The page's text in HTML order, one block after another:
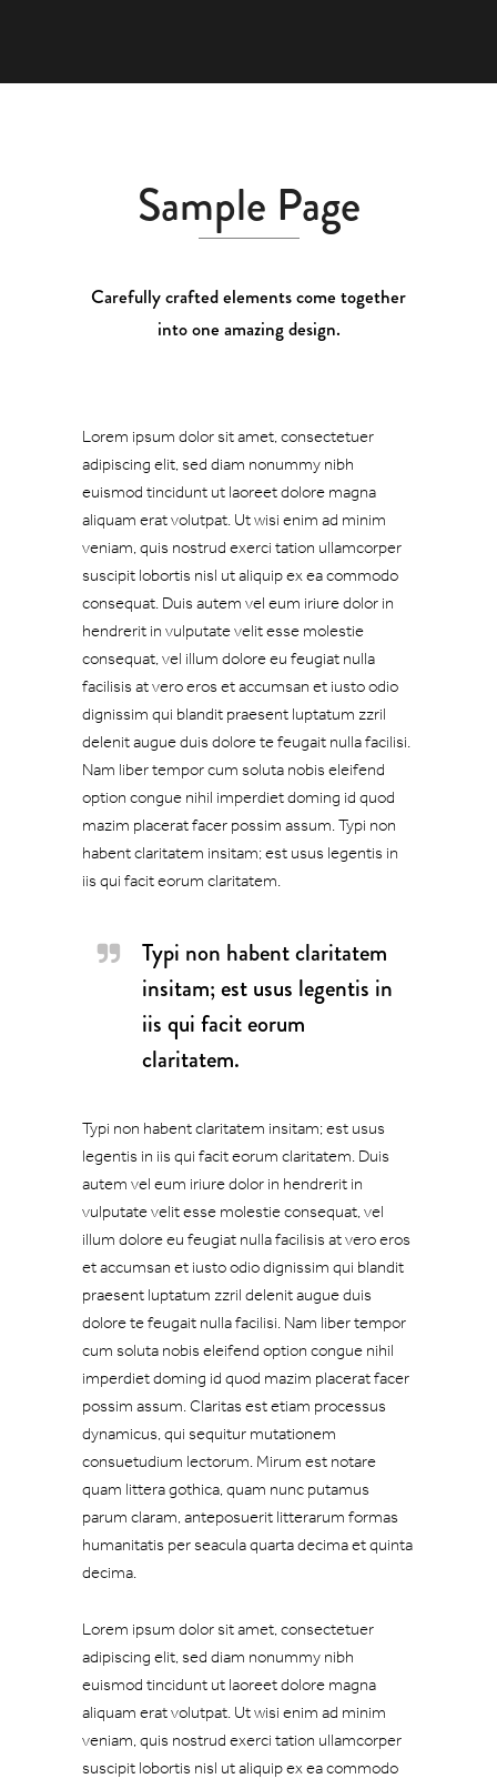
Sample Page
Carefully crafted elements come together
into one amazing design.
Lorem ipsum dolor sit amet, consectetuer
adipiscing elit, sed diam nonummy nibh
euismod tincidunt ut laoreet dolore magna
aliquam erat volutpat. Ut wisi enim ad minim
veniam, quis nostrud exerci tation ullamcorper
suscipit lobortis nisl ut aliquip ex ea commodo
consequat. Duis autem vel eum iriure dolor in
hendrerit in vulputate velit esse molestie
consequat, vel illum dolore eu feugiat nulla
facilisis at vero eros et accumsan et iusto odio
dignissim qui blandit praesent luptatum zzril
delenit augue duis dolore te feugait nulla facilisi.
Nam liber tempor cum soluta nobis eleifend
option congue nihil imperdiet doming id quod
mazim placerat facer possim assum. Typi non
habent claritatem insitam; est usus legentis in
iis qui facit eorum claritatem.
Typi non habent claritatem
insitam; est usus legentis in
iis qui facit eorum
claritatem.
Typi non habent claritatem insitam; est usus
legentis in iis qui facit eorum claritatem. Duis
autem vel eum iriure dolor in hendrerit in
vulputate velit esse molestie consequat, vel
illum dolore eu feugiat nulla facilisis at vero eros
et accumsan et iusto odio dignissim qui blandit
praesent luptatum zzril delenit augue duis
dolore te feugait nulla facilisi. Nam liber tempor
cum soluta nobis eleifend option congue nihil
imperdiet doming id quod mazim placerat facer
possim assum. Claritas est etiam processus
dynamicus, qui sequitur mutationem
consuetudium lectorum. Mirum est notare
quam littera gothica, quam nunc putamus
parum claram, anteposuerit litterarum formas
humanitatis per seacula quarta decima et quinta
decima.
Lorem ipsum dolor sit amet, consectetuer
adipiscing elit, sed diam nonummy nibh
euismod tincidunt ut laoreet dolore magna
aliquam erat volutpat. Ut wisi enim ad minim
veniam, quis nostrud exerci tation ullamcorper
suscipit lobortis nisl ut aliquip ex ea commodo